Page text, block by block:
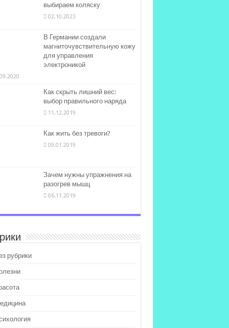
выбираем коляску
02.10.2023
В Германии создали
магниточувствительную кожу
для управления
электроникой
Как скрыть лишний вес:
выбор правильного наряда
11.12.2019
Как жить без тревоги?
09.01.2019
Зачем нужны упражнения на
разогрев мышц
06.11.2019
рубрики